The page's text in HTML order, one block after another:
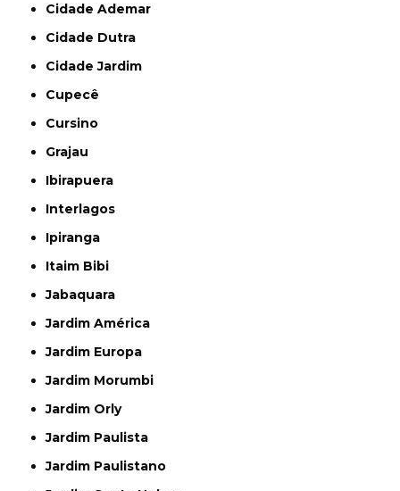
Cidade Ademar
Cidade Dutra
Cidade Jardim
Cupecê
Cursino
Grajau
Ibirapuera
Interlagos
Ipiranga
Itaim Bibi
Jabaquara
Jardim América
Jardim Europa
Jardim Morumbi
Jardim Orly
Jardim Paulista
Jardim Paulistano